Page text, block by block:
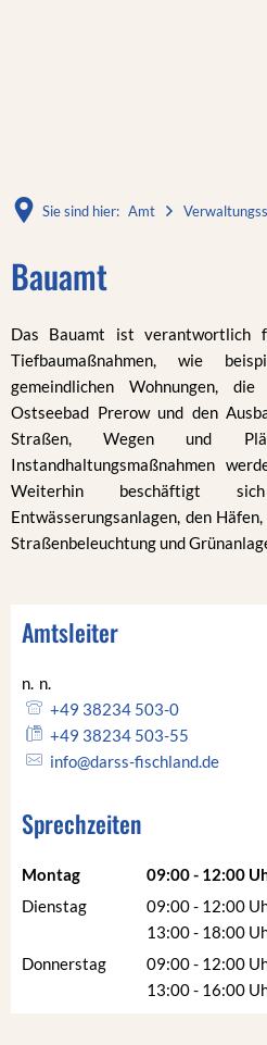
Sie sind hier: Amt
Bauamt
Das Bauamt ist verantwortlich
Tiefbaumaßnahmen, wie
gemeindlichen Wohnungen,
Ostseebad Prerow und den
Straßen, Wegen und
Instandhaltungsmaßnahmen
Weiterhin beschäftigt
Entwässerungsanlagen, den
Straßenbeleuchtung und
Amtsleiter
n. n.
+49 38234 503-0
+49 38234 503-55
info@darss-fischland.de
Sprechzeiten
Montag 09:00- 12:00
Von 09:00 bis
Dienstag 09:00- 12:00
Von 09:00 bis
13:00- 18:00
Von 13:00 bis
Donnerstag 09:00- 12:00
Von 09:00 bis
13:00- 16:00